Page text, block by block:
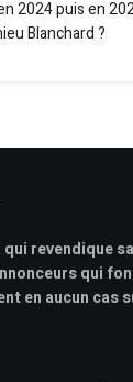
2024 puis en
Blanchard ?
revendique
qui
en aucun cas